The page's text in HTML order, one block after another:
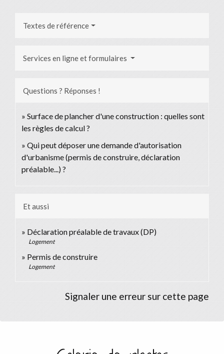
Textes de référence
Services en ligne et formulaires
Questions ? Réponses !
Surface de plancher d'une construction : quelles sont
les règles de calcul ?
Qui peut déposer une demande d'autorisation
d'urbanisme (permis de construire, déclaration
préalable...) ?
Et aussi
Déclaration préalable de travaux (DP)
Logement
Permis de construire
Logement
Signaler une erreur sur cette page